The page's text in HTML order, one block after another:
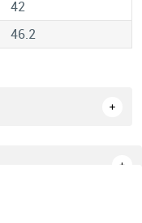
42
46.2